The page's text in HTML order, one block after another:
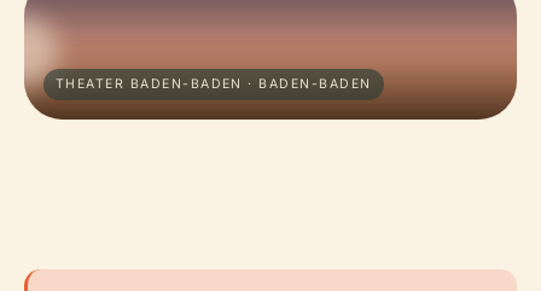
THEATER BADEN-BADEN · BADEN-BADEN